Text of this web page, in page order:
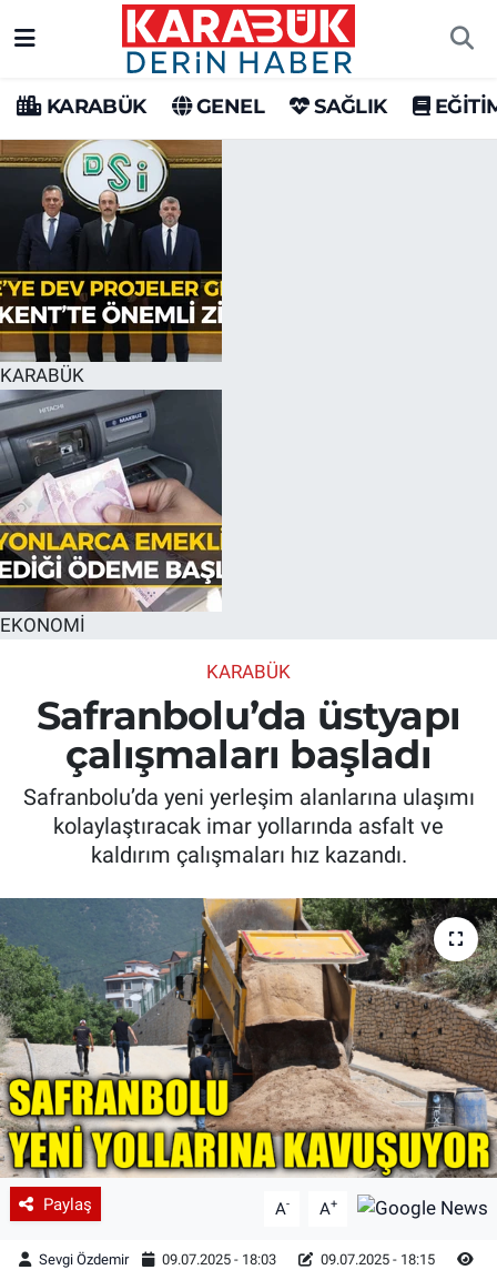
KARABÜK GENEL SAĞLIK
KARABÜK
EKONOMİ
KARABÜK
Safranbolu’da üstyapı
çalışmaları başladı
Safranbolu’da yeni yerleşim alanlarına ulaşımı
kolaylaştıracak imar yollarında asfalt ve
kaldırım çalışmaları hız kazandı.
Paylaş A- A+
Sevgi Özdemir 09.07.2025 - 18:03
09.07.2025 - 18:15
Karabük Hava Durumu
Karabük Trafik Yoğunluk Haritası
Süper Lig Puan Durumu ve Fikstür
Tüm Manşetler
Son Dakika Haberleri
Haber Arşivi